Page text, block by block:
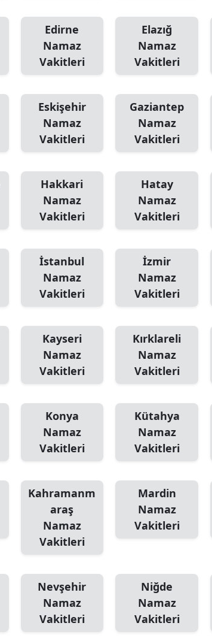
Edirne
Namaz
Vakitleri
Elazığ
Namaz
Vakitleri
Eskişehir
Namaz
Vakitleri
Gaziantep
Namaz
Vakitleri
Hakkari
Namaz
Vakitleri
Hatay
Namaz
Vakitleri
İstanbul
Namaz
Vakitleri
İzmir
Namaz
Vakitleri
Kayseri
Namaz
Vakitleri
Kırklareli
Namaz
Vakitleri
Konya
Namaz
Vakitleri
Kütahya
Namaz
Vakitleri
Kahramanm
araş
Namaz
Vakitleri
Mardin
Namaz
Vakitleri
Nevşehir
Namaz
Vakitleri
Niğde
Namaz
Vakitleri